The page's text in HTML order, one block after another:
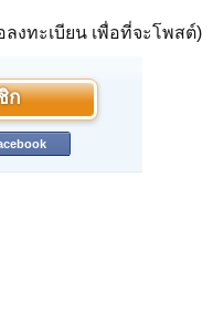
งทะเบียน เพื่อที่จะโพสต์)
ก